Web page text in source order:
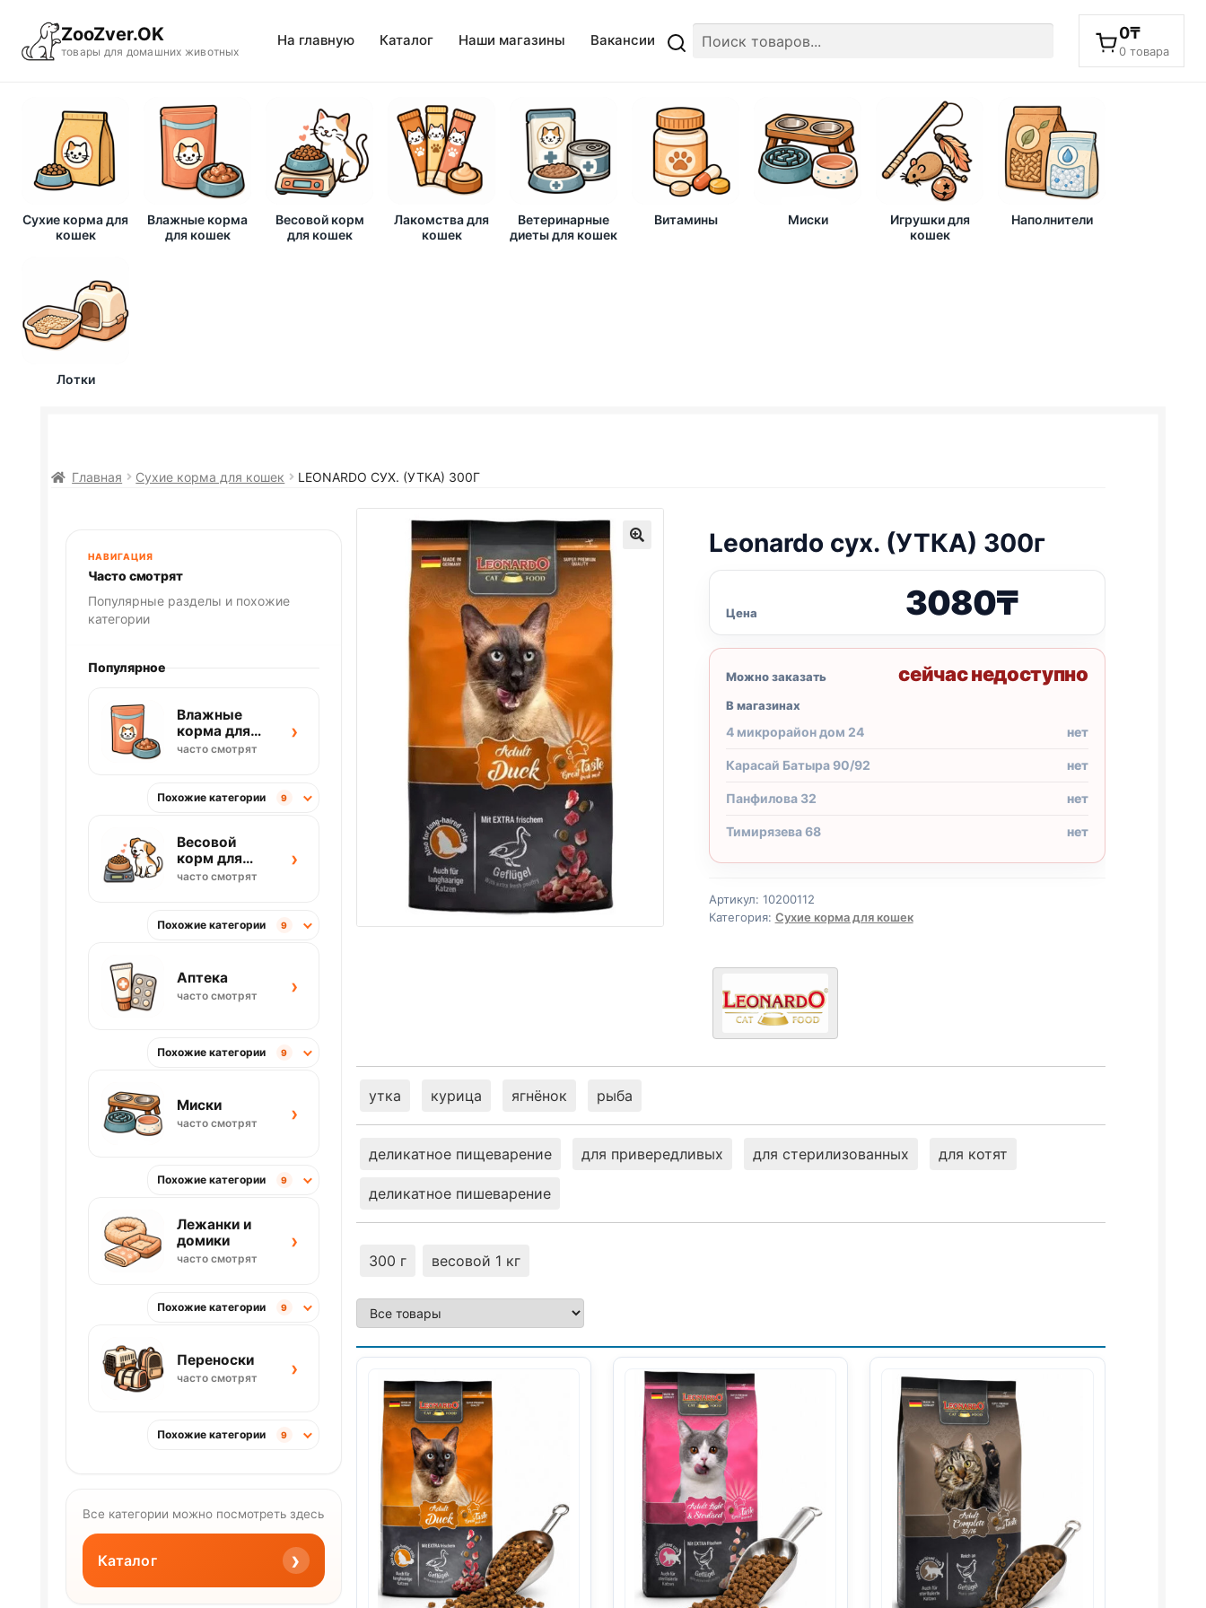
ZooZver.OK
товары для домашних животных
На главную Каталог Наши магазины Вакансии 0₸
0 товара
Сухие корма для
кошек
Влажные корма
для кошек
Весовой корм
для кошек
Лакомства для
кошек
Ветеринарные
диеты для кошек
Витамины Миски
Игрушки для
кошек
Наполнители
Лотки
Главная Сухие корма для кошек LEONARDO СУХ. (УТКА) 300Г
Leonardo сух. (УТКА) 300г
Цена 3080₸
Можно заказать сейчас недоступно
В магазинах
4 микрорайон дом 24 нет
Карасай Батыра 90/92 нет
Панфилова 32 нет
Тимирязева 68 нет
Артикул: 10200112
Категория: Сухие корма для кошек
утка курица ягнёнок рыба
деликатное пищеварение для привередливых для стерилизованных для котят
деликатное пишеварение
300 г весовой 1 кг
НАВИГАЦИЯ
Часто смотрят
Популярные разделы и похожие
категории
Популярное
Влажные
корма для
кошек
часто смотрят
›
Похожие категории 9
Весовой
корм для
собак
часто смотрят
›
Похожие категории 9
Аптека
часто смотрят ›
Похожие категории 9
Миски
часто смотрят ›
Похожие категории 9
Лежанки и
домики
часто смотрят
›
Похожие категории 9
Переноски
часто смотрят ›
Похожие категории 9
Все категории можно посмотреть здесь
Каталог ›